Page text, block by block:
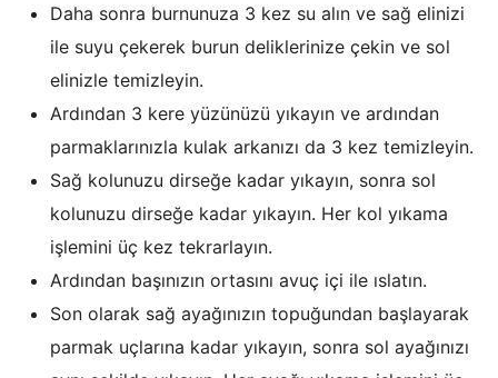
Daha sonra burnunuza 3 kez su alın ve sağ elinizi
ile suyu çekerek burun deliklerinize çekin ve sol
elinizle temizleyin.
Ardından 3 kere yüzünüzü yıkayın ve ardından
parmaklarınızla kulak arkanızı da 3 kez temizleyin.
Sağ kolunuzu dirseğe kadar yıkayın, sonra sol
kolunuzu dirseğe kadar yıkayın. Her kol yıkama
işlemini üç kez tekrarlayın.
Ardından başınızın ortasını avuç içi ile ıslatın.
Son olarak sağ ayağınızın topuğundan başlayarak
parmak uçlarına kadar yıkayın, sonra sol ayağınızı